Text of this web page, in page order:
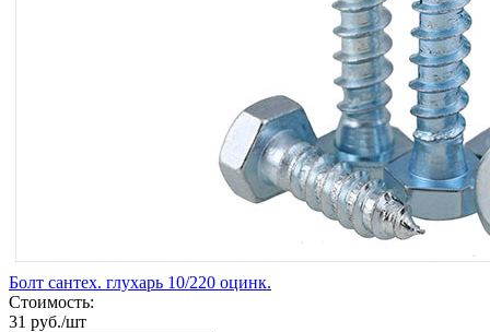
Болт сантех. глухарь 10/220 оцинк.
Стоимость:
31 руб./шт